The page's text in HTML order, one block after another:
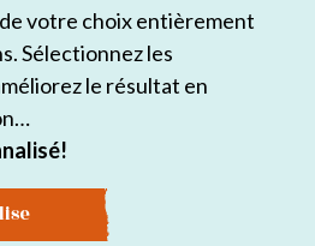
votre choix entièrement
Sélectionnez les
le résultat en